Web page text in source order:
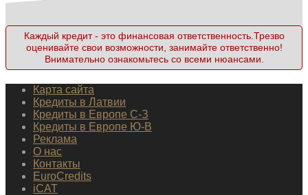
Каждый кредит - это финансовая ответственность.Трезво
оценивайте свои возможности, занимайте ответственно!
Внимательно ознакомьтесь со всеми нюансами.
Карта сайта
Кредиты в Латвии
Кредиты в Европе С-З
Кредиты в Европе Ю-В
Реклама
О нас
Контакты
EuroCredits
iCAT